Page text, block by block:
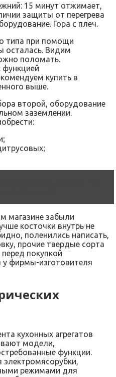
15 минут отжимает,
защиты от перегрева
Гора с плеч.
типа при помощи
осталась. Видим
поломать.
функцией
купить в
выше.
второй, оборудование
заземлении.
магазине забыли
косточки внутрь не
поленились написать,
прочие твердые сорта
покупкой
фирмы-изготовителя
кухонных агрегатов
модели,
функции.
режимами для